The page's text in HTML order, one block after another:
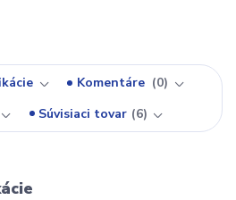
Komentáre
0
Súvisiaci tovar 6